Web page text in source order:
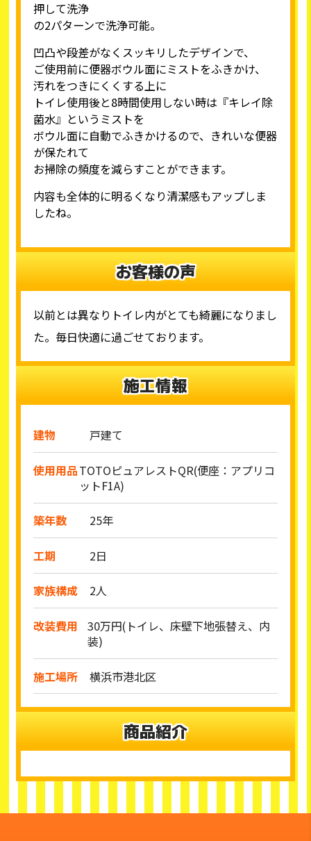
押して洗浄
の2パターンで洗浄可能。
凹凸や段差がなくスッキリしたデザインで、
ご使用前に便器ボウル面にミストをふきかけ、
汚れをつきにくくする上に
トイレ使用後と8時間使用しない時は『キレイ除
菌水』というミストを
ボウル面に自動でふきかけるので、きれいな便器
が保たれて
お掃除の頻度を減らすことができます。
内容も全体的に明るくなり清潔感もアップしま
したね。
お客様の声
以前とは異なりトイレ内がとても綺麗になりまし
た。毎日快適に過ごせております。
施工情報
建物 戸建て
使用用品TOTOピュアレストQR(便座：アプリコ
ットF1A)
築年数 25年
工期 2日
家族構成 2人
改装費用
30万円(トイレ、床壁下地張替え、内
装)
施工場所 横浜市港北区
商品紹介